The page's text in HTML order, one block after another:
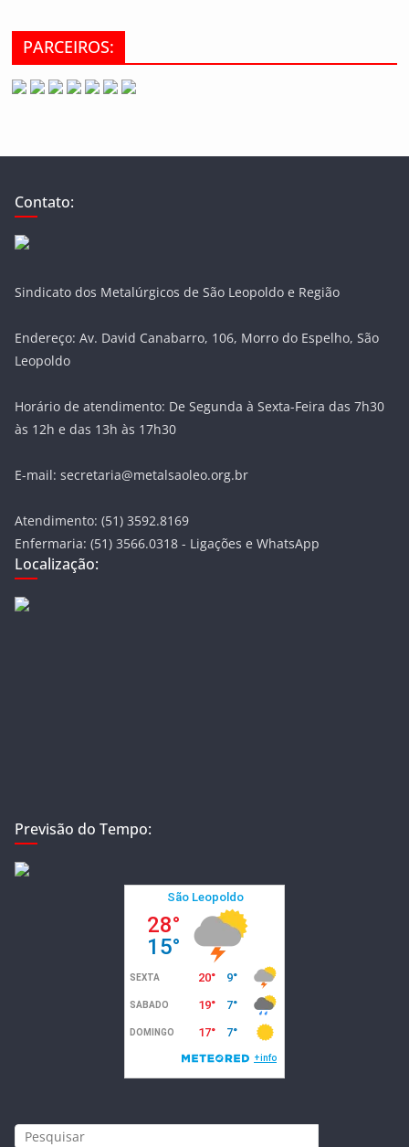
PARCEIROS:
Contato:
Sindicato dos Metalúrgicos de São Leopoldo e Região
Endereço: Av. David Canabarro, 106, Morro do Espelho, São
Leopoldo
Horário de atendimento: De Segunda à Sexta-Feira das 7h30
às 12h e das 13h às 17h30
E-mail: secretaria@metalsaoleo.org.br
Atendimento: (51) 3592.8169
Enfermaria: (51) 3566.0318 - Ligações e WhatsApp
Localização:
Previsão do Tempo: